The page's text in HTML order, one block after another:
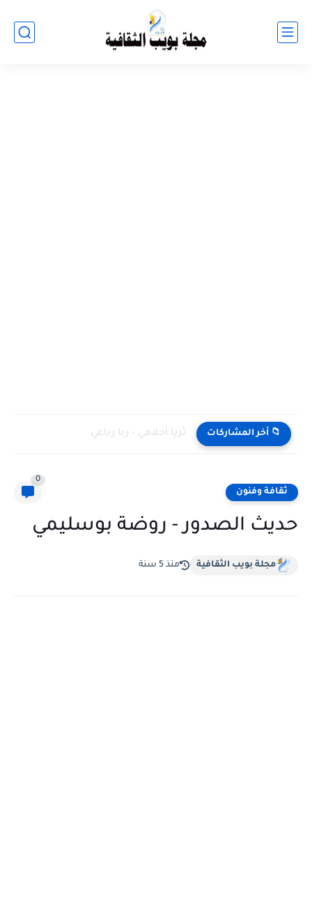
📁 أخر المشاركات ثريا أحلامي - ربا رباعي
ثقافة وفنون
0
حديث الصدور - روضة بوسليمي
مجلة بويب الثقافية منذ 5 سنة